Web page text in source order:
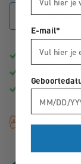
Bekijk
Gratis
Advies van
E-mail*